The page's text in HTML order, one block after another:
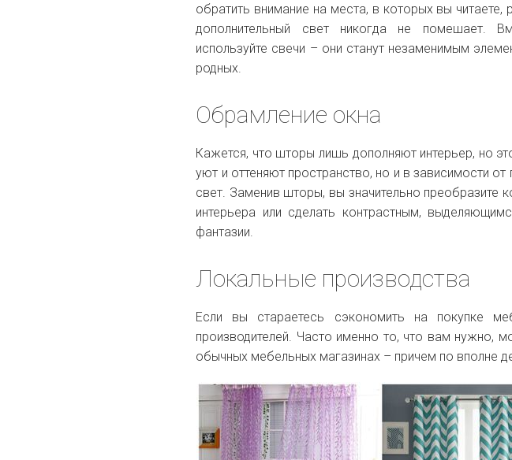
обратить внимание на места, в которых вы читаете,
дополнительный свет никогда не помешает.
используйте свечи – они станут незаменимым
родных.
Обрамление окна
Кажется, что шторы лишь дополняют интерьер, но
уют и оттеняют пространство, но и в зависимости
свет. Заменив шторы, вы значительно преобразите
интерьера или сделать контрастным,
фантазии.
Локальные производства
Если вы стараетесь сэкономить на покупке
производителей. Часто именно то, что вам нужно,
обычных мебельных магазинах – причем по вполне